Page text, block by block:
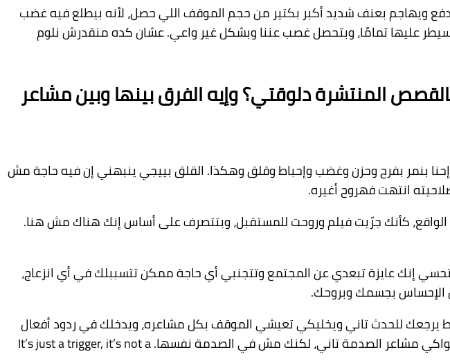
ويهاجم بعنف شديد أكبر بكتير من حجم الموقف اللي حصل، لأنه بيطلع فيه غضب
عليها تمامًا، وبتحصل غصب عننا وبشكل غير واعي. عشان كده منقدرش نلوم
المنتشرة دلوقتي؟ وإيه الفرق بينها وبين مشاعر
بنمر بفرح وحزن وغضب وإحباط وقلق وهكذا. القلق بييجي ينبهني إن فيه حاجة مش
انتهت فهروح أغيره.
كأنك جرّيت فيلم وروحت للمستقبل، وبتتصرف على أساس إنك هناك مش هنا.
عايزة تبعدي عن المجتمع وتتجنبي أي حاجة ممكن تتسببلك في أي انزعاج،
الإحساس بجسمك وبروحك.
للحدث تاني ويخليكي تعيشي الموقف بكل مشاعره، ويدخلك في ردود أفعال
زي اللي اتكلمنا عليها فوق. ودي مشكلة كبيرة ومهم إننا نعرف نميز إن ده مجرد محفز حرك جواكي مشاعر الصدمة تاني، لكنك مش في الصدمة نفسها. It’s just a trigger, it’s not a